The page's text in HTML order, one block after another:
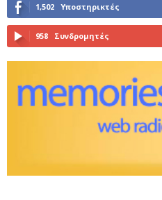
1,502 Υποστηρικτές
958 Συνδρομητές